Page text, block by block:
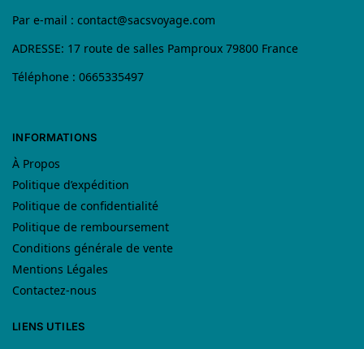
Par e-mail : contact@sacsvoyage.com
ADRESSE: 17 route de salles Pamproux 79800 France
Téléphone : 0665335497
INFORMATIONS
À Propos
Politique d’expédition
Politique de confidentialité
Politique de remboursement
Conditions générale de vente
Mentions Légales
Contactez-nous
LIENS UTILES